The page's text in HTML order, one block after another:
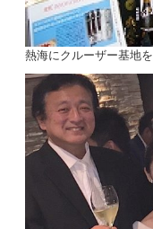
熱海にクルーザー基地を